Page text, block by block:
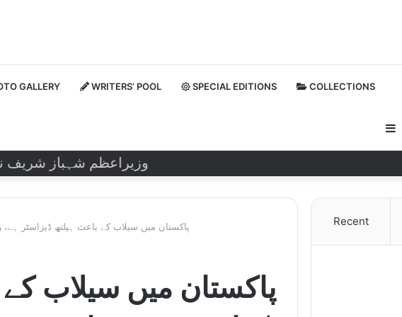
GALLERY WRITERS’ POOL SPECIAL EDITIONS COLLECTIONS
وزیراعظم شہباز شریف نے
پاکستان میں سیلاب کے باعث ہیلتھ ڈیزاسٹر
پاکستان میں سیلاب کے
Recent